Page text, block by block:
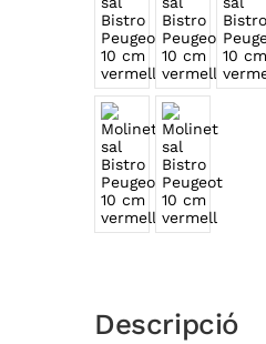
Descripció